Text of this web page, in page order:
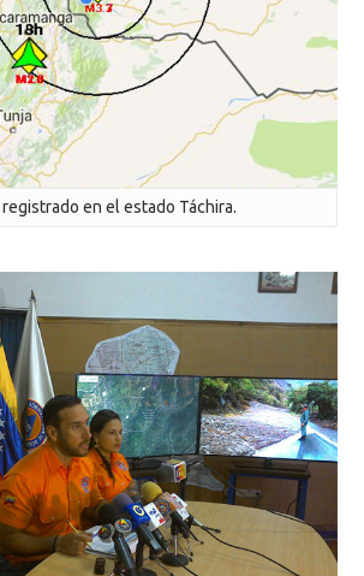
registrado en el estado Táchira.